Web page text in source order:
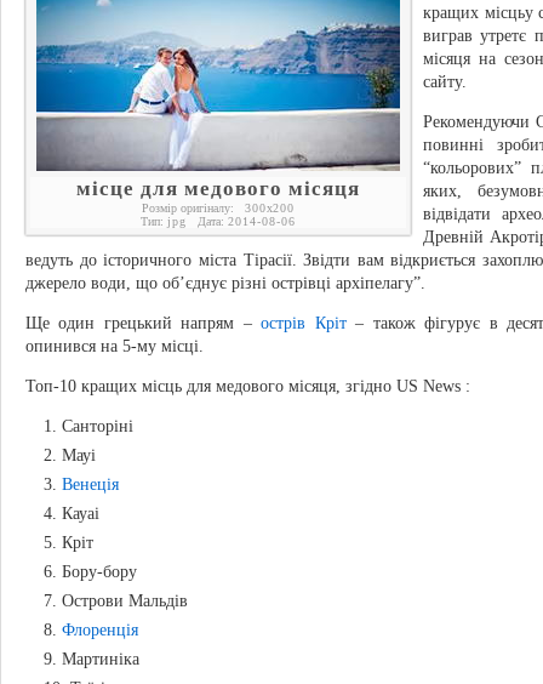
місце для медового місяця
Розмір оригіналу: 300x200
Тип: jpg Дата: 2014-08-06
кращих місцьу
виграв утретє
місяця на
сайту.
Рекомендуючи
повинні
“кольорових”
яких,
відвідати
Древній
ведуть до історичного міста Тірасії. Звідти вам відкриється
джерело води, що об’єднує різні острівці архіпелагу”.
Ще один грецький напрям –острів Кріт– також фігурує в
опинився на 5-му місці.
Топ-10 кращих місць для медового місяця, згідно US News :
Санторіні
Мауі
Венеція
Кауаі
Кріт
Бору-бору
Острови Мальдів
Флоренція
Мартиніка